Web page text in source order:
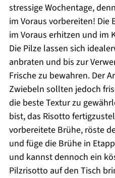
stressige Wochentage,
im Voraus vorbereiten! Die
im Voraus erhitzen und im
Die Pilze lassen sich
anbraten und bis zur
Frische zu bewahren. Der
Zwiebeln sollten jedoch
die beste Textur zu
bist, das Risotto
vorbereitete Brühe, röste
und füge die Brühe in
und kannst dennoch ein
Pilzrisotto auf den Tisch